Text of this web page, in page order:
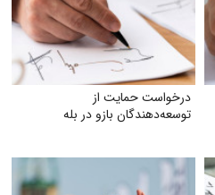
درخواست حمایت از
توسعه‌دهندگان بازو در بله